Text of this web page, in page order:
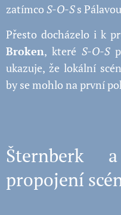
zatímcoS-O-Ss
Přesto docházelo i k
Broken, které S-O-S
ukazuje, že lokální
by se mohlo na první
Šternberk
propojení